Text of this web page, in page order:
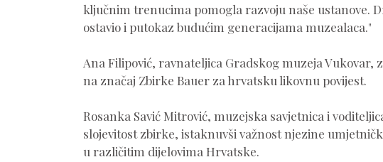
ključnim trenucima pomogla razvoju naše ustanove.
ostavio i putokaz budućim generacijama muzealaca."
Ana Filipović, ravnateljica Gradskog muzeja
na značaj Zbirke Bauer za hrvatsku likovnu povijest.
Rosanka Savić Mitrović, muzejska savjetnica i
slojevitost zbirke, istaknuvši važnost njezine
u različitim dijelovima Hrvatske.